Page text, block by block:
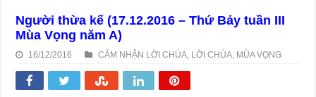
Người thừa kế (17.12.2016 – Thứ Bảy tuần III
Mùa Vọng năm A)
16/12/2016 CẢM NHẬN LỜI CHÚA LỜI CHÚA MÙA VỌNG